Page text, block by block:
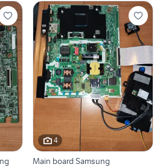
4
Main board Samsung